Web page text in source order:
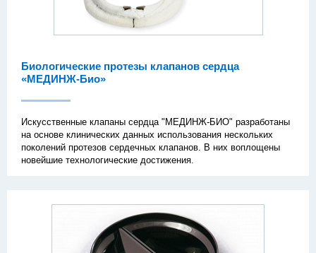
Биологические протезы клапанов сердца
«МЕДИНЖ-Био»
Искусственные клапаны сердца "МЕДИНЖ-БИО" разработаны
на основе клинических данных использования нескольких
поколений протезов сердечных клапанов. В них воплощены
новейшие технологические достижения.